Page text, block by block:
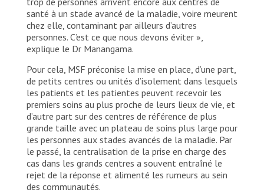
santé à un stade avancé de la maladie, voire meurent
chez elle, contaminant par ailleurs d’autres
personnes. C’est ce que nous devons éviter »,
explique le Dr Manangama.
Pour cela, MSF préconise la mise en place, d’une part,
de petits centres ou unités d’isolement dans lesquels
les patients et les patientes peuvent recevoir les
premiers soins au plus proche de leurs lieux de vie, et
d’autre part sur des centres de référence de plus
grande taille avec un plateau de soins plus large pour
les personnes aux stades avancés de la maladie. Par
le passé, la centralisation de la prise en charge des
cas dans les grands centres a souvent entraîné le
rejet de la réponse et alimenté les rumeurs au sein
des communautés.